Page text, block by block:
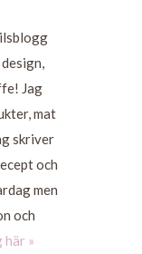
Jag
mat
skriver
och
men
och
här »